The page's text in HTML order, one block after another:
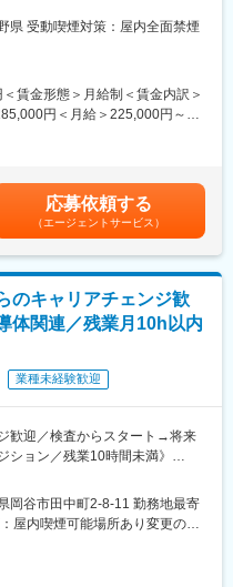
供し続けており、世界トップ
材料とハイブリッド材の適用や
駆使。
岳』において、基板設計から
工場）で、最新の管理システム
小型建設機械の試験評価・品質
業であるため、柔軟に新しいこ
経験・スキルを活かしながら、
戦したいという野心を持った方
合人材サービス企業です。社名
と「ビジョン（未来像）」の
なアプローチと最先端技術の
戦し続けます。業界後発である
展に寄与する。「こういったサ
声に応える。最先端技術と現
を創出する。企業と人が得意
軽減や人材育成のサポート。マ
しての長期的パートナーシッ
県 受動喫煙対策：屋内全面禁煙
賃金形態＞月給制＜賃金内訳＞
円＜月給＞225,000円～
性があります。月給(月額)は固定
応募依頼する
（エージェントサービス）
のキャリアチェンジ歓
体関連／残業月10h以内
業種未経験歓迎
歓迎／検査からスタート→将来
ション／残業10時間未満》
ます！ ／／
岡谷市田中町2-8-11 勤務地最寄
屋内喫煙可能場所あり変更の範